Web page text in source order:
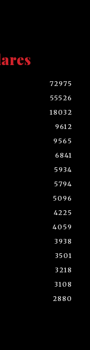
72975
55526
18032
9612
9565
6841
5934
5794
5096
4225
4059
3938
3501
3218
3108
2880